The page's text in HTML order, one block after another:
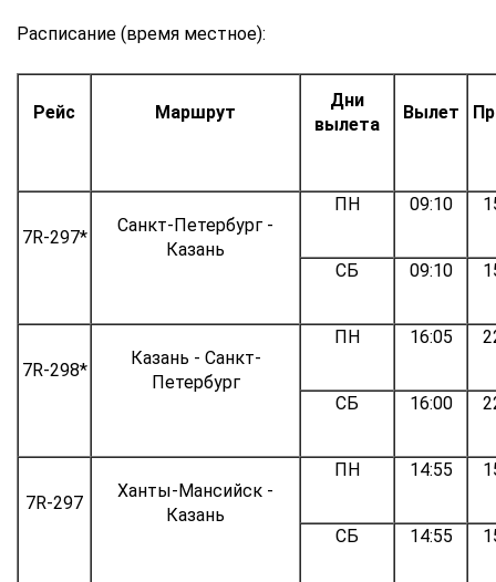
Расписание (время местное):
Рейс Маршрут
Дни
вылета
Вылет
7R-297*
Санкт-Петербург -
Казань
ПН 09:10
СБ 09:10
7R-298*
Казань - Санкт-
Петербург
ПН 16:05
СБ 16:00
7R-297
Ханты-Мансийск -
Казань
ПН 14:55
СБ 14:55